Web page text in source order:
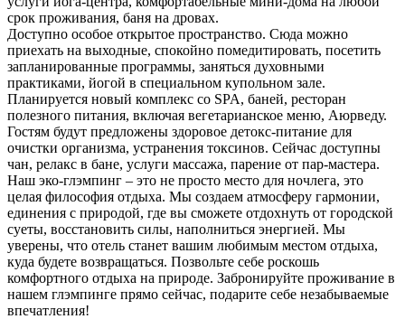
срок проживания, баня на дровах.
Доступно особое открытое пространство. Сюда можно
приехать на выходные, спокойно помедитировать, посетить
запланированные программы, заняться духовными
практиками, йогой в специальном купольном зале.
Планируется новый комплекс со SPA, баней, ресторан
полезного питания, включая вегетарианское меню, Аюрведу.
Гостям будут предложены здоровое детокс-питание для
очистки организма, устранения токсинов. Сейчас доступны
чан, релакс в бане, услуги массажа, парение от пар-мастера.
Наш эко-глэмпинг – это не просто место для ночлега, это
целая философия отдыха. Мы создаем атмосферу гармонии,
единения с природой, где вы сможете отдохнуть от городской
суеты, восстановить силы, наполниться энергией. Мы
уверены, что отель станет вашим любимым местом отдыха,
куда будете возвращаться. Позвольте себе роскошь
комфортного отдыха на природе. Забронируйте проживание в
нашем глэмпинге прямо сейчас, подарите себе незабываемые
впечатления!